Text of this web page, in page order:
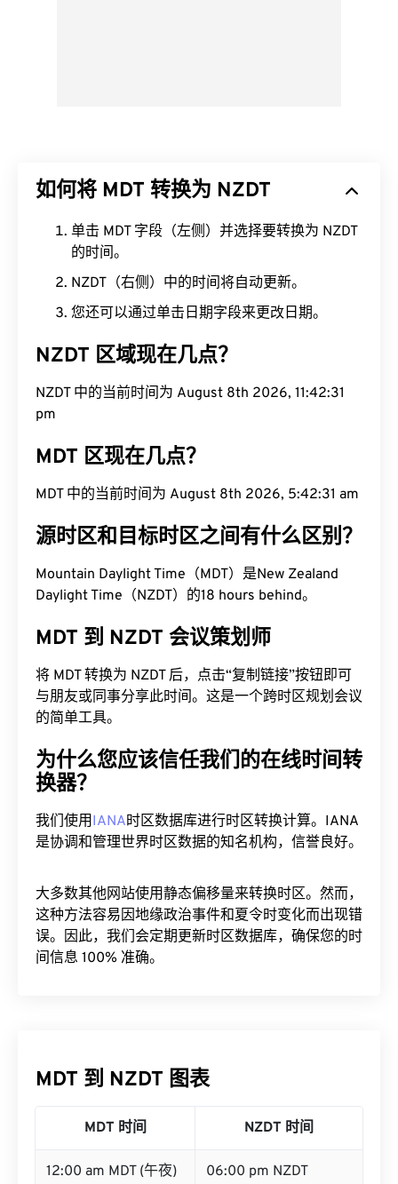
如何将 MDT 转换为 NZDT
单击 MDT 字段（左侧）并选择要转换为 NZDT
的时间。
NZDT（右侧）中的时间将自动更新。
您还可以通过单击日期字段来更改日期。
NZDT 区域现在几点？
NZDT 中的当前时间为 August 8th 2026, 11:42:32
pm
MDT 区现在几点？
MDT 中的当前时间为 August 8th 2026, 5:42:32 am
源时区和目标时区之间有什么区别？
Mountain Daylight Time（MDT）是New Zealand
Daylight Time（NZDT）的18 hours behind。
MDT 到 NZDT 会议策划师
将 MDT 转换为 NZDT 后，点击“复制链接”按钮即可
与朋友或同事分享此时间。这是一个跨时区规划会议
的简单工具。
为什么您应该信任我们的在线时间转
换器？
我们使用IANA时区数据库进行时区转换计算。IANA
是协调和管理世界时区数据的知名机构，信誉良好。
大多数其他网站使用静态偏移量来转换时区。然而，
这种方法容易因地缘政治事件和夏令时变化而出现错
误。因此，我们会定期更新时区数据库，确保您的时
间信息 100% 准确。
MDT 到 NZDT 图表
MDT 时间 NZDT 时间
12:00 am MDT (午夜) 06:00 pm NZDT